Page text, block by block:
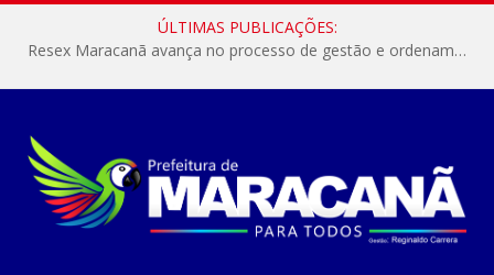
ÚLTIMAS PUBLICAÇÕES:
Resex Maracanã avança no processo de gestão e ordenamento do turismo em nossas áreas protegidas.